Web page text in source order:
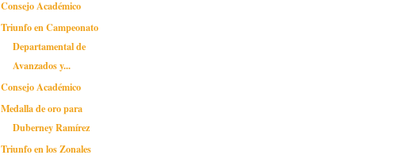
Consejo Académico
Triunfo en Campeonato
Departamental de
Avanzados y...
Consejo Académico
Medalla de oro para
Duberney Ramírez
Triunfo en los Zonales